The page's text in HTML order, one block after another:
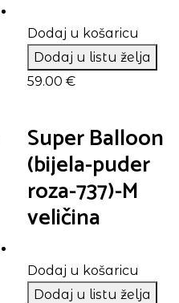
Dodaj u košaricu
Dodaj u listu želja
59.00 €
Super Balloon
(bijela-puder
roza-737)-M
veličina
Dodaj u košaricu
Dodaj u listu želja